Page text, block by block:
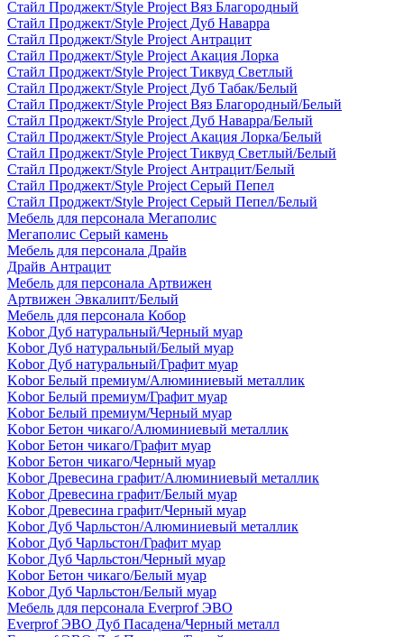
Стайл Проджект/Style Project Вяз Благородный
Стайл Проджект/Style Project Дуб Наварра
Стайл Проджект/Style Project Антрацит
Стайл Проджект/Style Project Акация Лорка
Стайл Проджект/Style Project Тиквуд Светлый
Стайл Проджект/Style Project Дуб Табак/Белый
Стайл Проджект/Style Project Вяз Благородный/Белый
Стайл Проджект/Style Project Дуб Наварра/Белый
Стайл Проджект/Style Project Акация Лорка/Белый
Стайл Проджект/Style Project Тиквуд Светлый/Белый
Стайл Проджект/Style Project Антрацит/Белый
Стайл Проджект/Style Project Серый Пепел
Стайл Проджект/Style Project Серый Пепел/Белый
Мебель для персонала Мегаполис
Мегаполис Серый камень
Мебель для персонала Драйв
Драйв Антрацит
Мебель для персонала Артвижен
Артвижен Эвкалипт/Белый
Мебель для персонала Кобор
Kobor Дуб натуральный/Черный муар
Kobor Дуб натуральный/Белый муар
Kobor Дуб натуральный/Графит муар
Kobor Белый премиум/Алюминиевый металлик
Kobor Белый премиум/Графит муар
Kobor Белый премиум/Черный муар
Kobor Бетон чикаго/Алюминиевый металлик
Kobor Бетон чикаго/Графит муар
Kobor Бетон чикаго/Черный муар
Kobor Древесина графит/Алюминиевый металлик
Kobor Древесина графит/Белый муар
Kobor Древесина графит/Черный муар
Kobor Дуб Чарльстон/Алюминиевый металлик
Kobor Дуб Чарльстон/Графит муар
Kobor Дуб Чарльстон/Черный муар
Kobor Бетон чикаго/Белый муар
Kobor Дуб Чарльстон/Белый муар
Мебель для персонала Everprof ЭВО
Everprof ЭВО Дуб Пасадена/Черный металл